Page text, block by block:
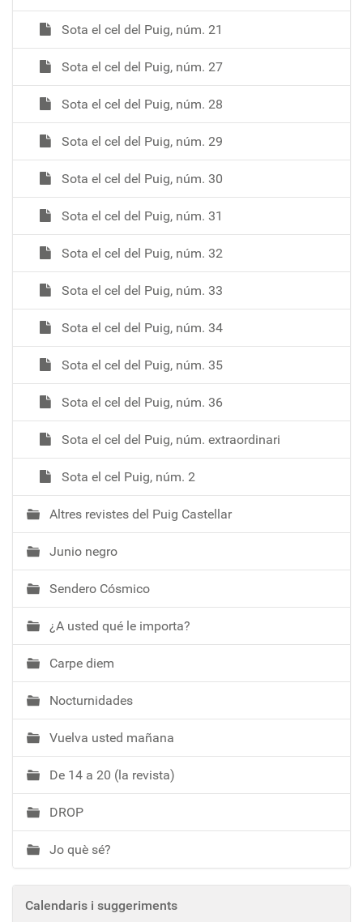
Sota el cel del Puig, núm. 21
Sota el cel del Puig, núm. 27
Sota el cel del Puig, núm. 28
Sota el cel del Puig, núm. 29
Sota el cel del Puig, núm. 30
Sota el cel del Puig, núm. 31
Sota el cel del Puig, núm. 32
Sota el cel del Puig, núm. 33
Sota el cel del Puig, núm. 34
Sota el cel del Puig, núm. 35
Sota el cel del Puig, núm. 36
Sota el cel del Puig, núm. extraordinari
Sota el cel Puig, núm. 2
Altres revistes del Puig Castellar
Junio negro
Sendero Cósmico
¿A usted qué le importa?
Carpe diem
Nocturnidades
Vuelva usted mañana
De 14 a 20 (la revista)
DROP
Jo què sé?
Calendaris i suggeriments